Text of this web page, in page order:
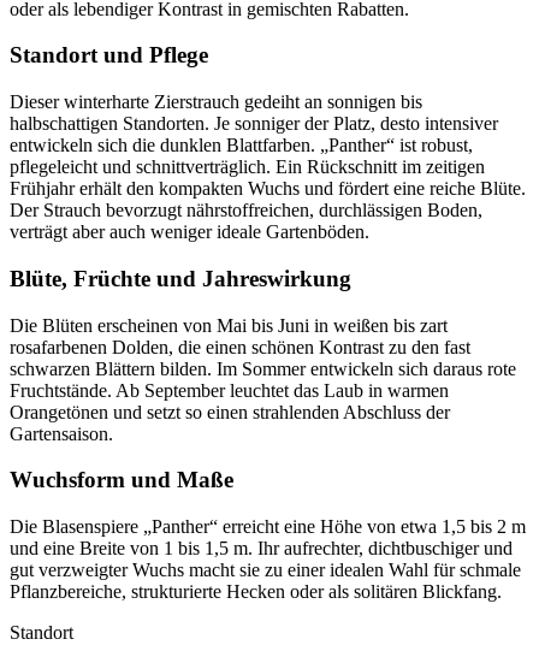
oder als lebendiger Kontrast in gemischten Rabatten.
Standort und Pflege
Dieser winterharte Zierstrauch gedeiht an sonnigen bis
halbschattigen Standorten. Je sonniger der Platz, desto intensiver
entwickeln sich die dunklen Blattfarben. „Panther“ ist robust,
pflegeleicht und schnittverträglich. Ein Rückschnitt im zeitigen
Frühjahr erhält den kompakten Wuchs und fördert eine reiche Blüte.
Der Strauch bevorzugt nährstoffreichen, durchlässigen Boden,
verträgt aber auch weniger ideale Gartenböden.
Blüte, Früchte und Jahreswirkung
Die Blüten erscheinen von Mai bis Juni in weißen bis zart
rosafarbenen Dolden, die einen schönen Kontrast zu den fast
schwarzen Blättern bilden. Im Sommer entwickeln sich daraus rote
Fruchtstände. Ab September leuchtet das Laub in warmen
Orangetönen und setzt so einen strahlenden Abschluss der
Gartensaison.
Wuchsform und Maße
Die Blasenspiere „Panther“ erreicht eine Höhe von etwa 1,5 bis 2 m
und eine Breite von 1 bis 1,5 m. Ihr aufrechter, dichtbuschiger und
gut verzweigter Wuchs macht sie zu einer idealen Wahl für schmale
Pflanzbereiche, strukturierte Hecken oder als solitären Blickfang.
Standort